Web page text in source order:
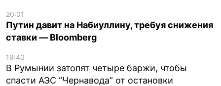
20:01
Путин давит на Набиуллину, требуя снижения
ставки — Bloomberg
19:40
В Румынии затопят четыре баржи, чтобы
спасти АЭС “Чернавода” от остановки